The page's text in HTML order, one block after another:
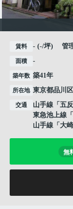
賃料 - (-/坪) 管
面積 -
築年数 築41年
所在地 東京都品川区
交通 山手線 「 五
東急池上線 「
山手線 「 大崎
無